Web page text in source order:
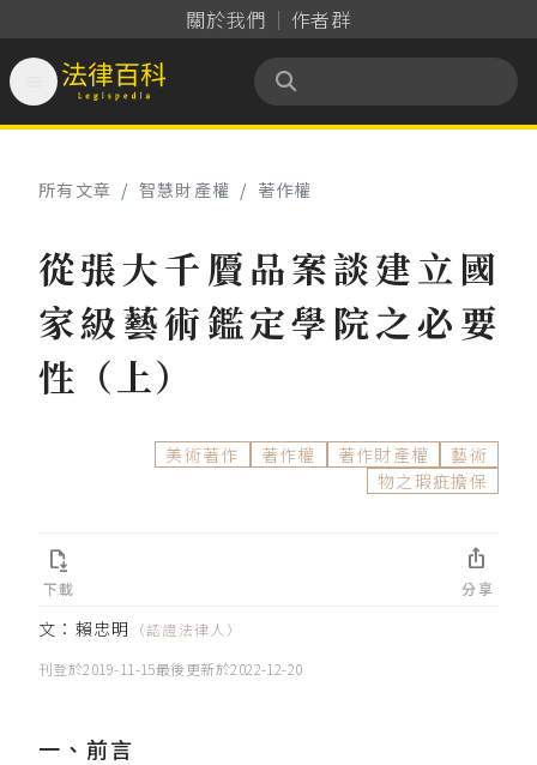
關於我們 作者群
法律百科 Legispedia
所有文章 / 智慧財產權 / 著作權
從張大千贗品案談建立國
家級藝術鑑定學院之必要
性（上）
美術著作 著作權 著作財產權
藝術
物之瑕疵擔保
文： 賴忠明
（認證法律人）
刊登於2019-11-15最後更新於2022-12-20
一、前言
下載

分享
